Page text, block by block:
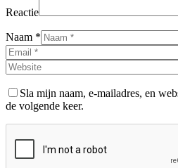
Reactie
Naam *
Sla mijn naam, e-mailadres, en
de volgende keer.